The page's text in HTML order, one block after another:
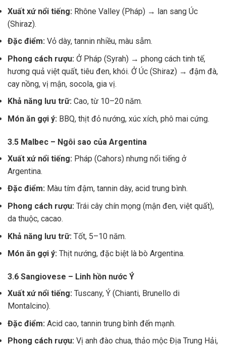
Xuất xứ nổi tiếng: Rhône Valley (Pháp) → lan sang Úc
(Shiraz).
Đặc điểm: Vỏ dày, tannin nhiều, màu sẫm.
Phong cách rượu: Ở Pháp (Syrah) → phong cách tinh tế,
hương quả việt quất, tiêu đen, khói. Ở Úc (Shiraz) → đậm đà,
cay nồng, vị mận, socola, gia vị.
Khả năng lưu trữ: Cao, từ 10–20 năm.
Món ăn gợi ý: BBQ, thịt đỏ nướng, xúc xích, phô mai cứng.
3.5 Malbec – Ngôi sao của Argentina
Xuất xứ nổi tiếng: Pháp (Cahors) nhưng nổi tiếng ở
Argentina.
Đặc điểm: Màu tím đậm, tannin dày, acid trung bình.
Phong cách rượu: Trái cây chín mọng (mận đen, việt quất),
da thuộc, cacao.
Khả năng lưu trữ: Tốt, 5–10 năm.
Món ăn gợi ý: Thịt nướng, đặc biệt là bò Argentina.
3.6 Sangiovese – Linh hồn nước Ý
Xuất xứ nổi tiếng: Tuscany, Ý (Chianti, Brunello di
Montalcino).
Đặc điểm: Acid cao, tannin trung bình đến mạnh.
Phong cách rượu: Vị anh đào chua, thảo mộc Địa Trung Hải,